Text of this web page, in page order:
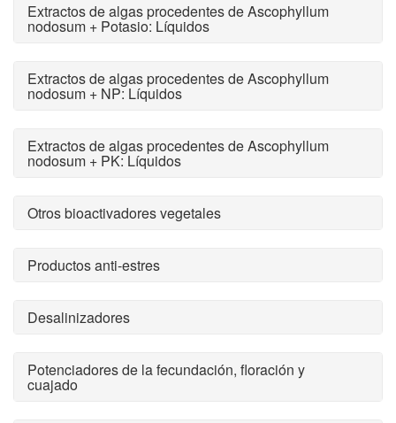
Extractos de algas procedentes de Ascophyllum
nodosum + Potasio: Líquidos
Extractos de algas procedentes de Ascophyllum
nodosum + NP: Líquidos
Extractos de algas procedentes de Ascophyllum
nodosum + PK: Líquidos
Otros bioactivadores vegetales
Productos anti-estres
Desalinizadores
Potenciadores de la fecundación, floración y
cuajado